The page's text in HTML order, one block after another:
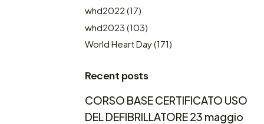
whd2022 (17)
whd2023 (103)
World Heart Day(171)
Recent posts
CORSO BASE CERTIFICATO USO
DEL DEFIBRILLATORE 23 maggio